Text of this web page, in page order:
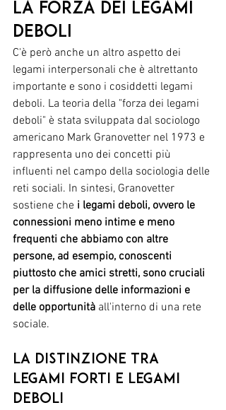
La forza dei legami
deboli
C'è però anche un altro aspetto dei
legami interpersonali che è altrettanto
importante e sono i cosiddetti legami
deboli. La teoria della "forza dei legami
deboli" è stata sviluppata dal sociologo
americano Mark Granovetter nel 1973 e
rappresenta uno dei concetti più
influenti nel campo della sociologia delle
reti sociali. In sintesi, Granovetter
sostiene che i legami deboli, ovvero le
connessioni meno intime e meno
frequenti che abbiamo con altre
persone, ad esempio, conoscenti
piuttosto che amici stretti, sono cruciali
per la diffusione delle informazioni e
delle opportunità all'interno di una rete
sociale.
La distinzione tra
legami forti e legami
deboli